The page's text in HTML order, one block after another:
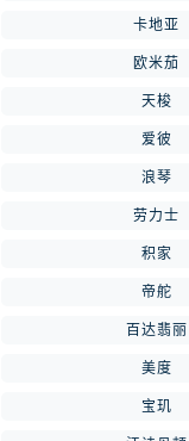
卡地亚
欧米茄
天梭
爱彼
浪琴
劳力士
积家
帝舵
百达翡丽
美度
宝玑